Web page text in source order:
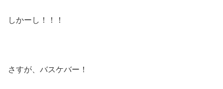
しかーし！！！
さすが、バスケバー！